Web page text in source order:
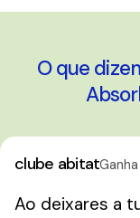
O que
clube abitat
Ao deixares a